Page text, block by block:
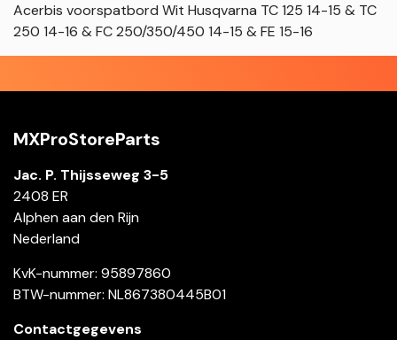
Acerbis voorspatbord Wit Husqvarna TC 125 14-15 & TC
250 14-16 & FC 250/350/450 14-15 & FE 15-16
MXProStoreParts
Jac. P. Thijsseweg 3-5
2408 ER
Alphen aan den Rijn
Nederland
KvK-nummer: 95897860
BTW-nummer: NL867380445B01
Contactgegevens